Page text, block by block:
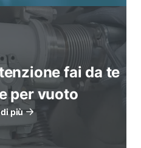
fai da te
per vuoto
più